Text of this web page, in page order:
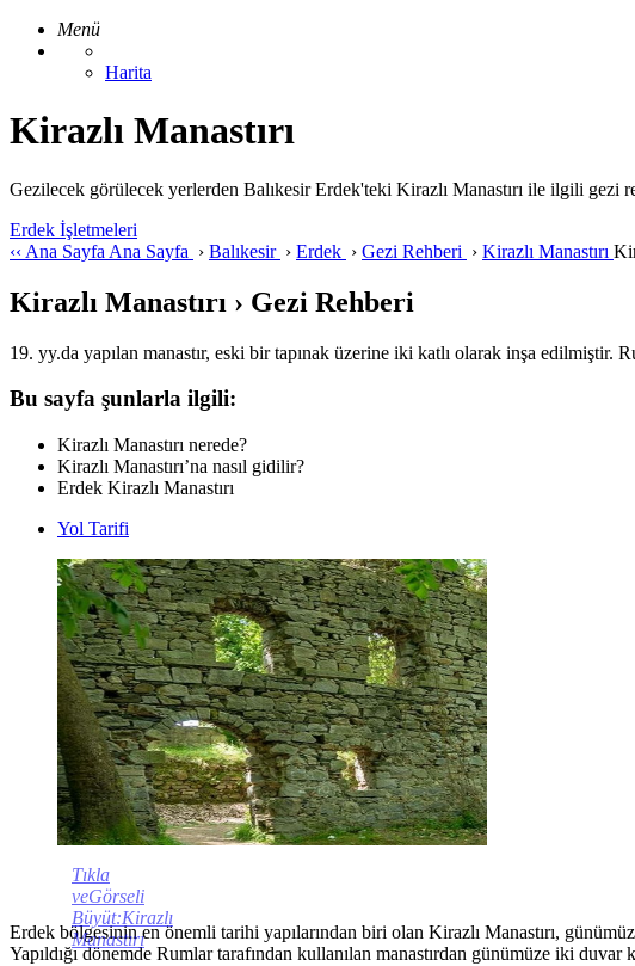
Menü
Harita
Kirazlı Manastırı
Gezilecek görülecek yerlerden Balıkesir Erdek'teki Kirazlı Manastırı ile ilgili gezi
Erdek İşletmeleri
‹‹ Ana Sayfa Ana Sayfa › Balıkesir › Erdek › Gezi Rehberi › Kirazlı Manastırı
Kirazlı Manastırı › Gezi Rehberi
19. yy.da yapılan manastır, eski bir tapınak üzerine iki katlı olarak inşa edilmiştir.
Bu sayfa şunlarla ilgili:
Kirazlı Manastırı nerede?
Kirazlı Manastırı’na nasıl gidilir?
Erdek Kirazlı Manastırı
Yol Tarifi
Tıkla
veGörseli
Büyüt:Kirazlı
Manastırı
Erdek bölgesinin en önemli tarihi yapılarından biri olan Kirazlı Manastırı,
Yapıldığı dönemde Rumlar tarafından kullanılan manastırdan günümüze iki duvar